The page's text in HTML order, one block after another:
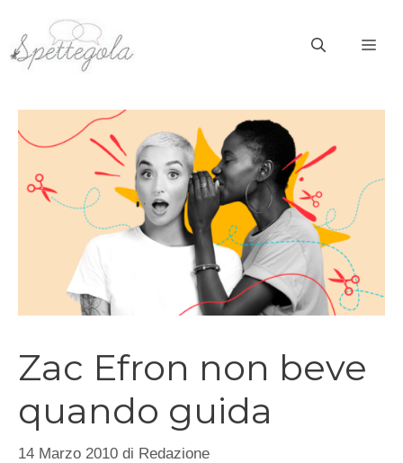
contenuto
Zac Efron non beve
quando guida
14 Marzo 2010 di Redazione